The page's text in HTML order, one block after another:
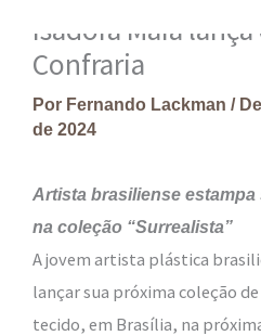
Isadora Maia
Confraria
Por Fernando Lackman /
de 2024
Artista brasiliense
na coleção “Surrealista”
A jovem artista plástica
lançar sua próxima coleção
tecido, em Brasília, na